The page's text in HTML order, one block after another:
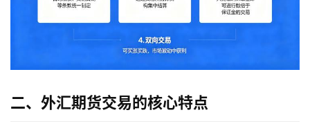
二、外汇期货交易的核心特点